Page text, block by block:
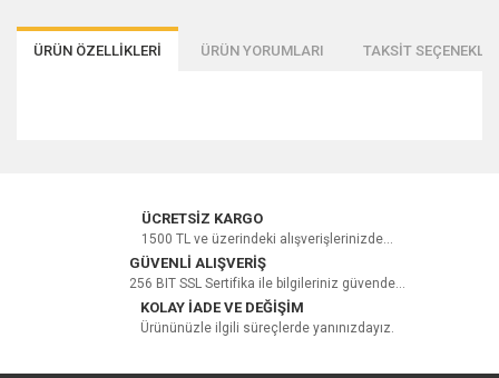
ÜRÜN ÖZELLİKLERİ ÜRÜN YORUMLARI TAKSİT
Bu ürüne ilk yorumu siz yapın!
Yorum Yaz
ÜCRETSİZ KARGO
1500 TL ve üzerindeki alışverişlerinizde...
GÜVENLİ ALIŞVERİŞ
256 BIT SSL Sertifika ile bilgileriniz güvende...
KOLAY İADE VE DEĞİŞİM
Ürününüzle ilgili süreçlerde yanınızdayız.